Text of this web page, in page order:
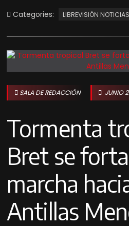
Categories: LIBREVISIÓN NOTICIAS
SALA DE REDACCIÓN JUNIO
Tormenta
Bret se
marcha
Antillas